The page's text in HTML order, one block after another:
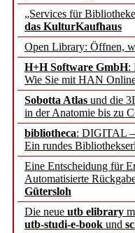
„Services für
das KulturKaufhaus
Open Library: Öffnen,
H+H Software GmbH:
Wie Sie mit HAN
Sobotta Atlas und die
in der Anatomie bis zu
bibliotheca: DIGITAL
Ein rundes
Eine Entscheidung für
Automatisierte
Gütersloh
Die neue utb elibrary
utb-studi-e-book und
Mohr
und die